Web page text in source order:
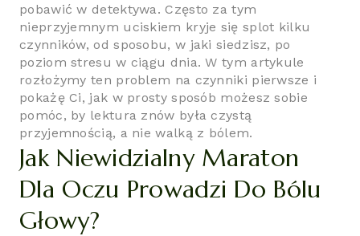
pobawić w detektywa. Często za tym
nieprzyjemnym uciskiem kryje się splot kilku
czynników, od sposobu, w jaki siedzisz, po
poziom stresu w ciągu dnia. W tym artykule
rozłożymy ten problem na czynniki pierwsze i
pokażę Ci, jak w prosty sposób możesz sobie
pomóc, by lektura znów była czystą
przyjemnością, a nie walką z bólem.
Jak Niewidzialny Maraton
Dla Oczu Prowadzi Do Bólu
Głowy?